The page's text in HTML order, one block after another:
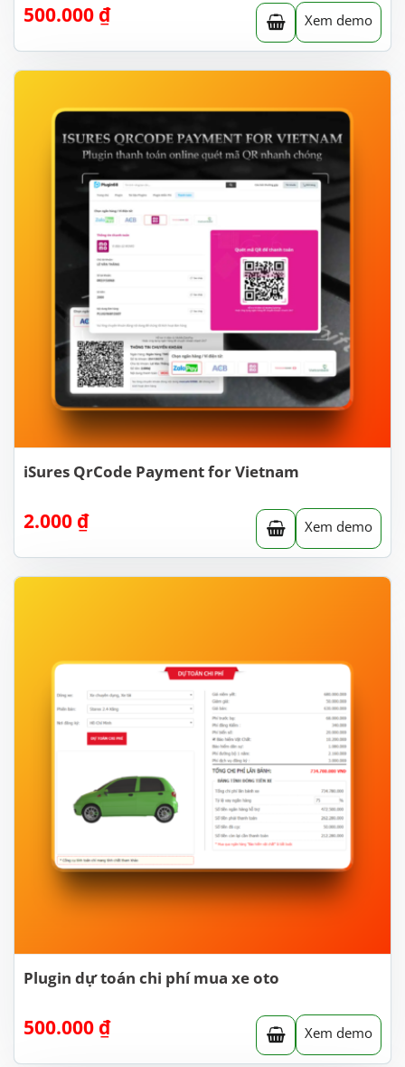
500.000 ₫ Xem demo
iSures QrCode Payment for Vietnam
2.000 ₫ Xem demo
Plugin dự toán chi phí mua xe oto
500.000 ₫ Xem demo